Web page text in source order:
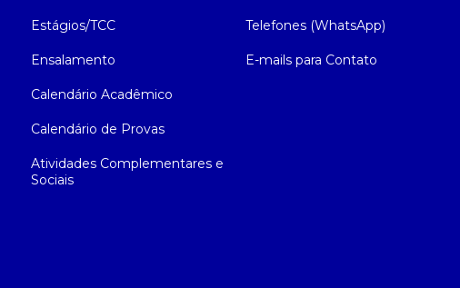
Estágios/TCC
Ensalamento
Calendário Acadêmico
Calendário de Provas
Atividades Complementares e
Sociais
Telefones (WhatsApp)
E-mails para Contato